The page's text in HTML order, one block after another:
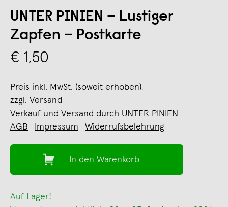
UNTER PINIEN – Lustiger
Zapfen – Postkarte
€ 1,50
Preis inkl. MwSt. (soweit erhoben),
zzgl. Versand
Verkauf und Versand durch UNTER PINIEN
AGB
Impressum Widerrufsbelehrung
In den Warenkorb
Auf Lager!